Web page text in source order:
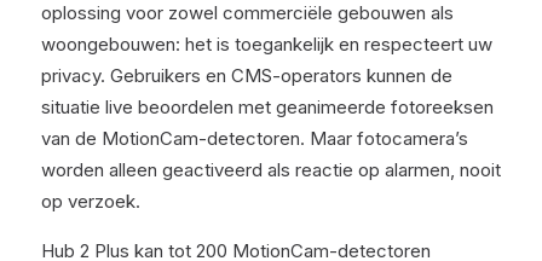
oplossing voor zowel commerciële gebouwen als
woongebouwen: het is toegankelijk en respecteert uw
privacy. Gebruikers en CMS-operators kunnen de
situatie live beoordelen met geanimeerde fotoreeksen
van de MotionCam-detectoren. Maar fotocamera’s
worden alleen geactiveerd als reactie op alarmen, nooit
op verzoek.
Hub 2 Plus kan tot 200 MotionCam-detectoren